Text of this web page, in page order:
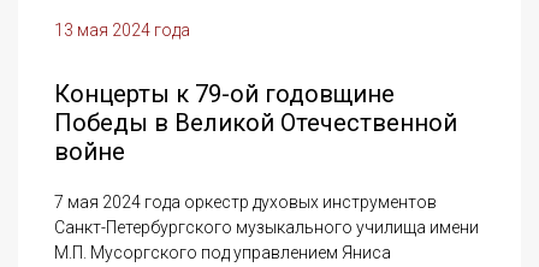
13 мая 2024 года
Концерты к 79-ой годовщине
Победы в Великой Отечественной
войне
7 мая 2024 года оркестр духовых инструментов
Санкт-Петербургского музыкального училища имени
М.П. Мусоргского под управлением Яниса